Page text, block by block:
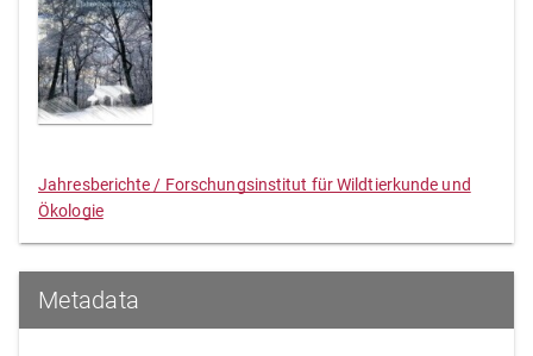
Jahresberichte / Forschungsinstitut für Wildtierkunde und
Ökologie
Metadata